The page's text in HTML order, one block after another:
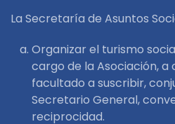
La Secretaría de Asuntos
Organizar el turismo
cargo de la Asociación,
facultado a suscribir,
Secretario General,
reciprocidad.